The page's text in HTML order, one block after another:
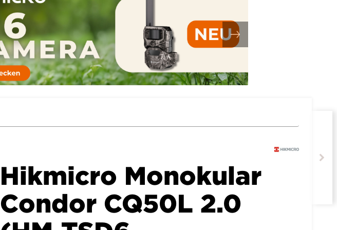
Hikmicro Monokular
Condor CQ50L 2.0